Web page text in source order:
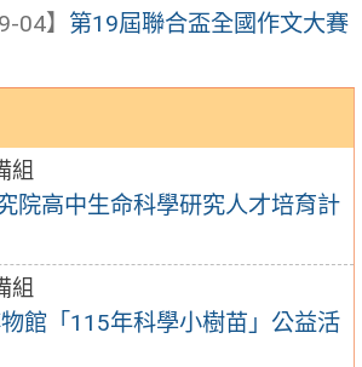
組
院高中生命科學研究人才培育計
組
館「115年科學小樹苗」公益活
04】 第19屆聯合盃全國作文大賽